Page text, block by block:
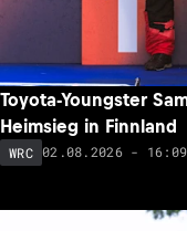
Toyota-Youngster
Heimsieg in Finnland
WRC 02.08.2026 - 16:09